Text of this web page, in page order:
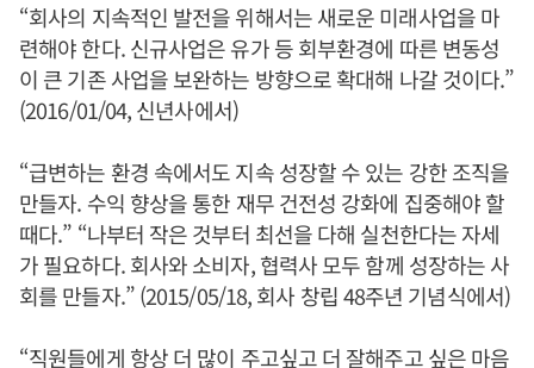
“회사의 지속적인 발전을 위해서는 새로운 미래사업을 마
련해야 한다. 신규사업은 유가 등 회부환경에 따른 변동성
이 큰 기존 사업을 보완하는 방향으로 확대해 나갈 것이다.”
(2016/01/04, 신년사에서)
“급변하는 환경 속에서도 지속 성장할 수 있는 강한 조직을
만들자. 수익 향상을 통한 재무 건전성 강화에 집중해야 할
때다.” “나부터 작은 것부터 최선을 다해 실천한다는 자세
가 필요하다. 회사와 소비자, 협력사 모두 함께 성장하는 사
회를 만들자.” (2015/05/18, 회사 창립 48주년 기념식에서)
“직원들에게 항상 더 많이 주고싶고 더 잘해주고 싶은 마음